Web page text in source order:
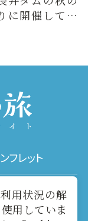
に開催してい
フレット
ャラリー
用状況の解
用していま